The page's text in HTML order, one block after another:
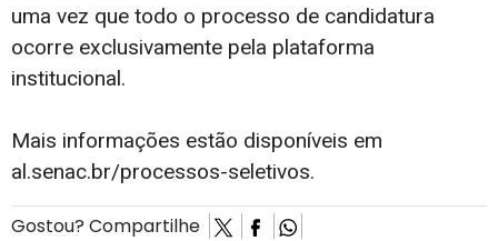
uma vez que todo o processo de candidatura
ocorre exclusivamente pela plataforma
institucional.
Mais informações estão disponíveis em
al.senac.br/processos-seletivos.
Gostou? Compartilhe